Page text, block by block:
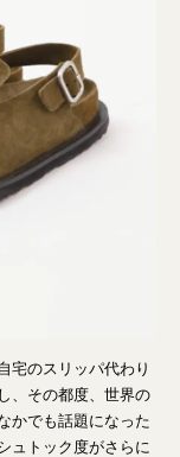
宅のスリッパ代わり
、その都度、世界の
かでも話題になった
ュトック度がさらに